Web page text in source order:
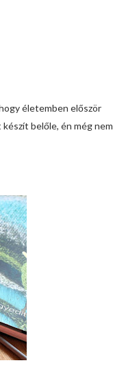
életemben először
belőle, én még nem